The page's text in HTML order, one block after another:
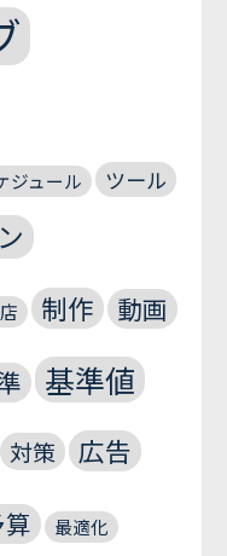
ジュール ツール
制作 動画
基準値
対策 広告
最適化